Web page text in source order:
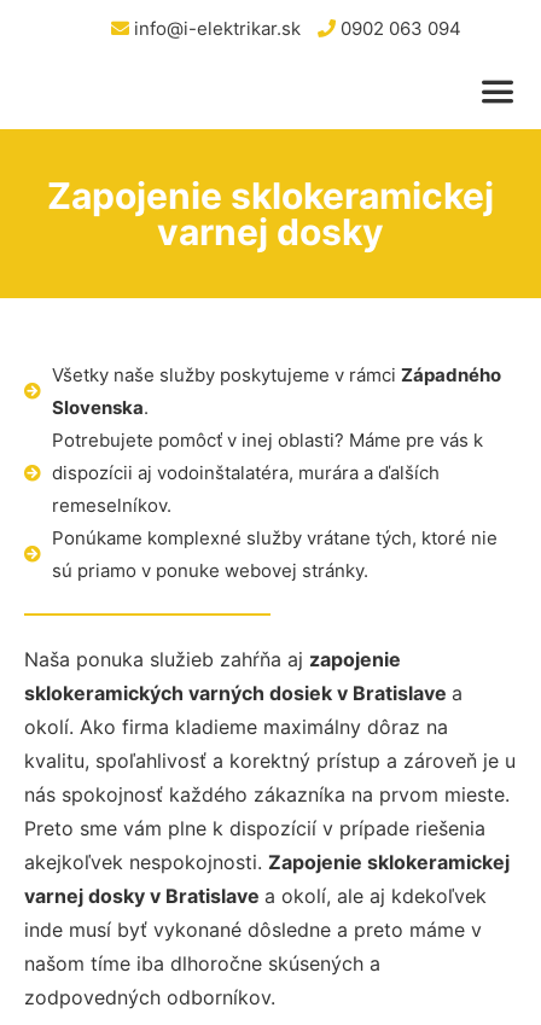
info@i-elektrikar.sk 0902 063 094
Zapojenie sklokeramickej
varnej dosky
Všetky naše služby poskytujeme v rámci Západného
Slovenska.
Potrebujete pomôcť v inej oblasti? Máme pre vás k
dispozícii aj vodoinštalatéra, murára a ďalších
remeselníkov.
Ponúkame komplexné služby vrátane tých, ktoré nie
sú priamo v ponuke webovej stránky.
Naša ponuka služieb zahŕňa aj zapojenie
sklokeramických varných dosiek v Bratislave a
okolí. Ako firma kladieme maximálny dôraz na
kvalitu, spoľahlivosť a korektný prístup a zároveň je u
nás spokojnosť každého zákazníka na prvom mieste.
Preto sme vám plne k dispozícií v prípade riešenia
akejkoľvek nespokojnosti. Zapojenie sklokeramickej
varnej dosky v Bratislave a okolí, ale aj kdekoľvek
inde musí byť vykonané dôsledne a preto máme v
našom tíme iba dlhoročne skúsených a
zodpovedných odborníkov.